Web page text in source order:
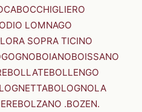
BOCCHIGLIERO
LOMNAGO
SOPRA TICINO
BOIANOBOISSANO
BOLLATEBOLLENGO
BOLOGNOLA
BOLZANO .BOZEN.